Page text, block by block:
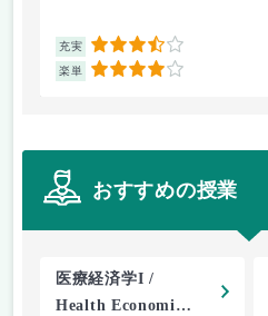
充実 3.5
楽単 4
おすすめの授業
医療経済学I /
Health Economics